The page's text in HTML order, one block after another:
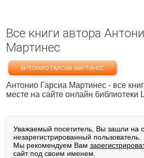
Все книги автора
Мартинес
АНТОНИО ГАРСИА МАРТИНЕС
Антонио Гарсиа Мартинес - все
месте на сайте онлайн библиотеки
Уважаемый посетитель, Вы зашли на
незарегистрированный пользователь.
Мы рекомендуем Вам
сайт под своим именем.